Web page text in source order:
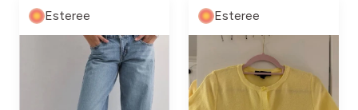
Esteree Esteree